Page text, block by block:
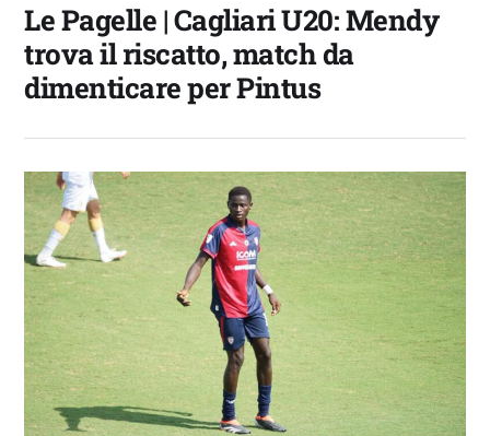
Le Pagelle | Cagliari U20: Mendy
trova il riscatto, match da
dimenticare per Pintus